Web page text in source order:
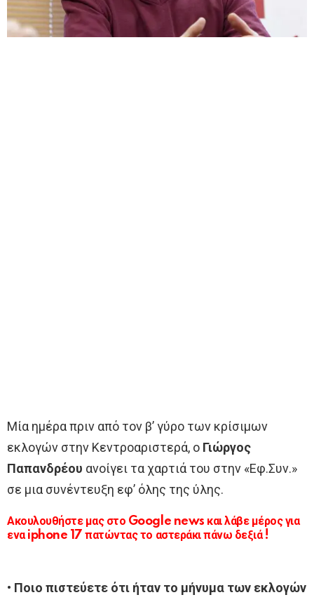
Μία ημέρα πριν από τον β’ γύρο των κρίσιμων
εκλογών στην Κεντροαριστερά, ο Γιώργος
Παπανδρέου ανοίγει τα χαρτιά του στην «Εφ.Συν.»
σε μια συνέντευξη εφ’ όλης της ύλης.
Ακουλουθήστε μας στο Google news και λάβε μέρος για
ενα iphone 17 πατώντας το αστεράκι πάνω δεξιά !
• Ποιο πιστεύετε ότι ήταν το μήνυμα των εκλογών